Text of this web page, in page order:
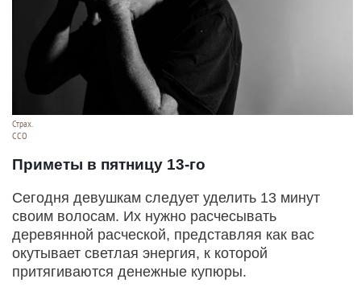
Страх.
CCO
Приметы в пятницу 13-го
Сегодня девушкам следует уделить 13 минут
своим волосам. Их нужно расчесывать
деревянной расческой, представляя как вас
окутывает светлая энергия, к которой
притягиваются денежные купюры.